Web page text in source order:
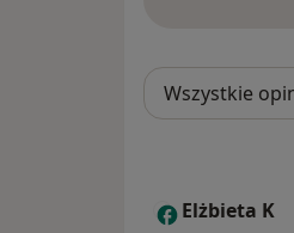
E Elżbieta K